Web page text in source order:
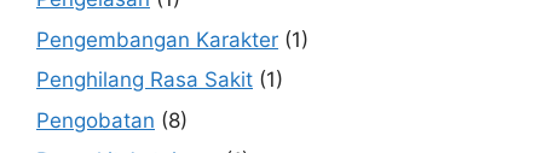
Pengembangan Karakter (1)
Penghilang Rasa Sakit (1)
Pengobatan (8)